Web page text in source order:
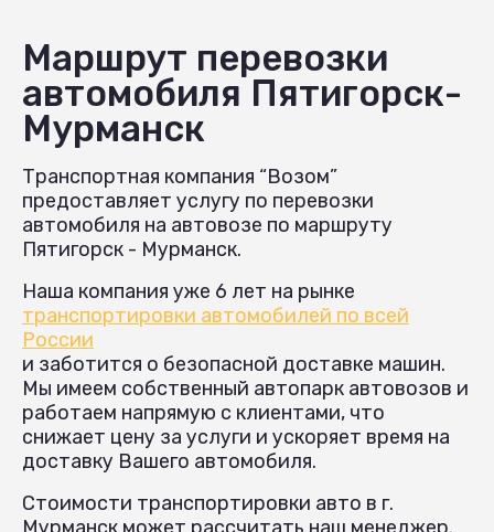
Маршрут перевозки
автомобиля Пятигорск-
Мурманск
Транспортная компания “Возом”
предоставляет услугу по перевозки
автомобиля на автовозе по маршруту
Пятигорск - Мурманск.
Наша компания уже 6 лет на рынке
транспортировки автомобилей по всей
России
и заботится о безопасной доставке машин.
Мы имеем собственный автопарк автовозов и
работаем напрямую с клиентами, что
снижает цену за услуги и ускоряет время на
доставку Вашего автомобиля.
Стоимости транспортировки авто в г.